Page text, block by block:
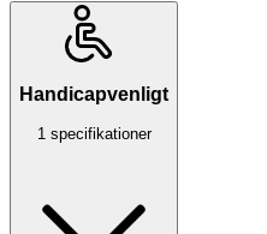
Handicapvenligt
1 specifikationer